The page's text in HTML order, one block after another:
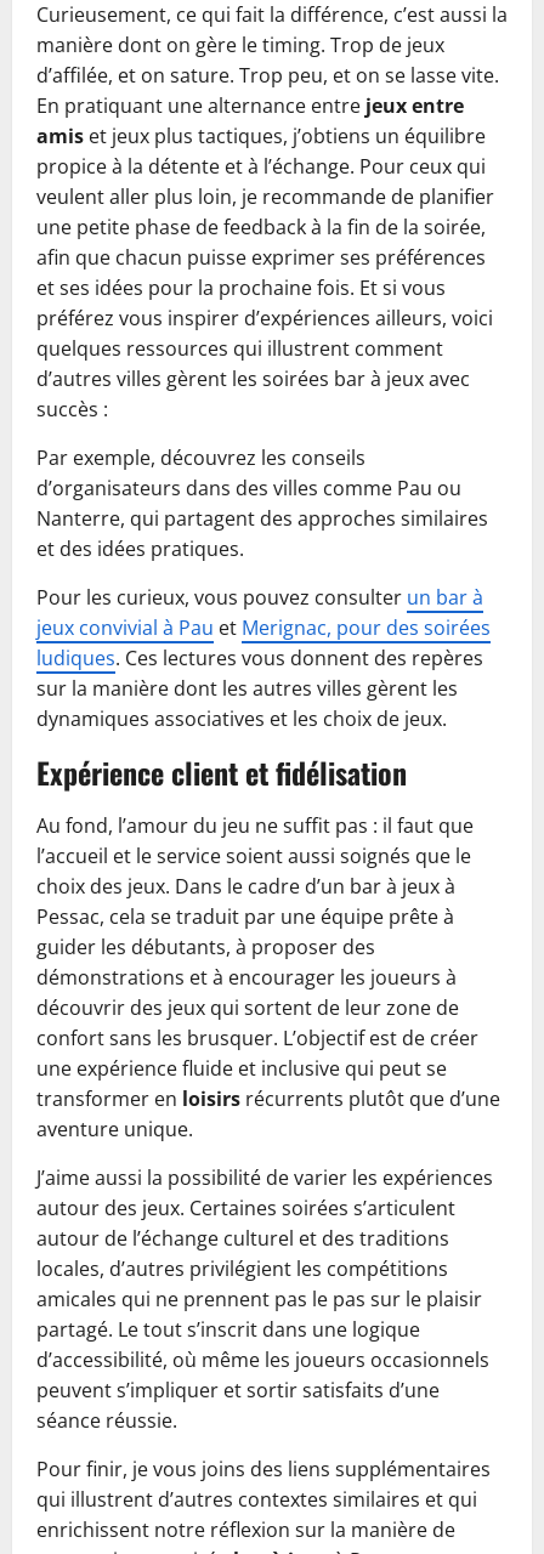
Curieusement, ce qui fait la différence, c’est aussi la
manière dont on gère le timing. Trop de jeux
d’affilée, et on sature. Trop peu, et on se lasse vite.
En pratiquant une alternance entre jeux entre
amis et jeux plus tactiques, j’obtiens un équilibre
propice à la détente et à l’échange. Pour ceux qui
veulent aller plus loin, je recommande de planifier
une petite phase de feedback à la fin de la soirée,
afin que chacun puisse exprimer ses préférences
et ses idées pour la prochaine fois. Et si vous
préférez vous inspirer d’expériences ailleurs, voici
quelques ressources qui illustrent comment
d’autres villes gèrent les soirées bar à jeux avec
succès :
Par exemple, découvrez les conseils
d’organisateurs dans des villes comme Pau ou
Nanterre, qui partagent des approches similaires
et des idées pratiques.
Pour les curieux, vous pouvez consulter un bar à
jeux convivial à Pau et Merignac, pour des soirées
ludiques. Ces lectures vous donnent des repères
sur la manière dont les autres villes gèrent les
dynamiques associatives et les choix de jeux.
Expérience client et fidélisation
Au fond, l’amour du jeu ne suffit pas : il faut que
l’accueil et le service soient aussi soignés que le
choix des jeux. Dans le cadre d’un bar à jeux à
Pessac, cela se traduit par une équipe prête à
guider les débutants, à proposer des
démonstrations et à encourager les joueurs à
découvrir des jeux qui sortent de leur zone de
confort sans les brusquer. L’objectif est de créer
une expérience fluide et inclusive qui peut se
transformer en loisirs récurrents plutôt que d’une
aventure unique.
J’aime aussi la possibilité de varier les expériences
autour des jeux. Certaines soirées s’articulent
autour de l’échange culturel et des traditions
locales, d’autres privilégient les compétitions
amicales qui ne prennent pas le pas sur le plaisir
partagé. Le tout s’inscrit dans une logique
d’accessibilité, où même les joueurs occasionnels
peuvent s’impliquer et sortir satisfaits d’une
séance réussie.
Pour finir, je vous joins des liens supplémentaires
qui illustrent d’autres contextes similaires et qui
enrichissent notre réflexion sur la manière de